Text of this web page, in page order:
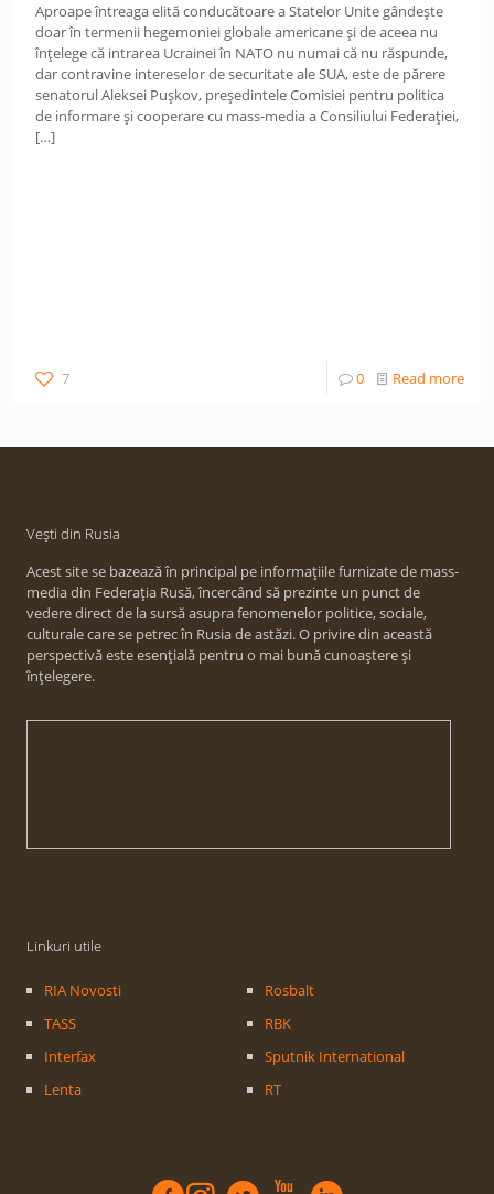
Aproape întreaga elită conducătoare a Statelor Unite gândește
doar în termenii hegemoniei globale americane şi de aceea nu
înțelege că intrarea Ucrainei în NATO nu numai că nu răspunde,
dar contravine intereselor de securitate ale SUA, este de părere
senatorul Aleksei Pușkov, președintele Comisiei pentru politica
de informare și cooperare cu mass-media a Consiliului Federației,
[…]
7 0 Read more
Vești din Rusia
Acest site se bazează în principal pe informațiile furnizate de mass-
media din Federația Rusă, încercând să prezinte un punct de
vedere direct de la sursă asupra fenomenelor politice, sociale,
culturale care se petrec în Rusia de astăzi. O privire din această
perspectivă este esențială pentru o mai bună cunoaștere și
înțelegere.
Linkuri utile
RIA Novosti
TASS
Interfax
Lenta
Rosbalt
RBK
Sputnik International
RT